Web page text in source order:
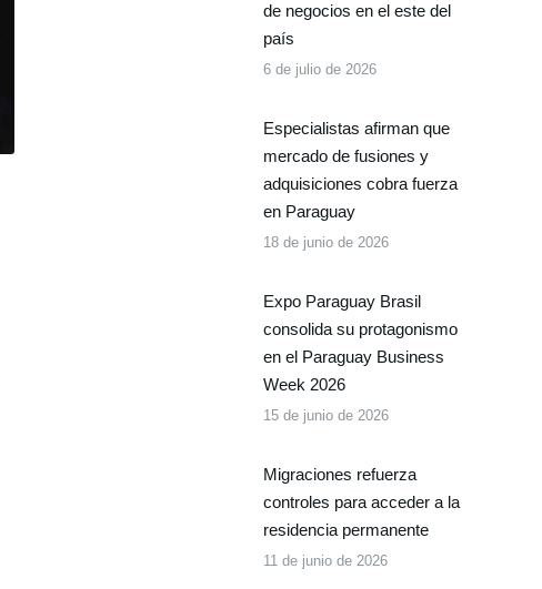
de negocios en el este del
país
6 de julio de 2026
Especialistas afirman que
mercado de fusiones y
adquisiciones cobra fuerza
en Paraguay
18 de junio de 2026
Expo Paraguay Brasil
consolida su protagonismo
en el Paraguay Business
Week 2026
15 de junio de 2026
Migraciones refuerza
controles para acceder a la
residencia permanente
11 de junio de 2026